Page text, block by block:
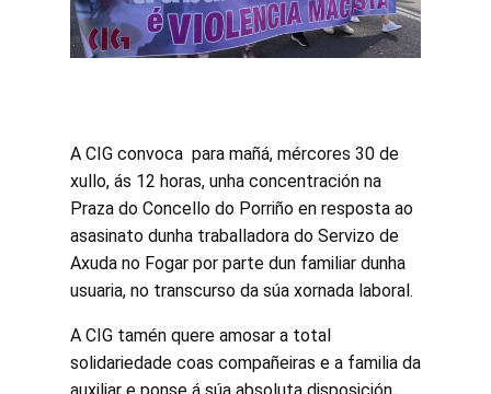
A CIG convoca para mañá, mércores 30 de
xullo, ás 12 horas, unha concentración na
Praza do Concello do Porriño en resposta ao
asasinato dunha traballadora do Servizo de
Axuda no Fogar por parte dun familiar dunha
usuaria, no transcurso da súa xornada laboral.
A CIG tamén quere amosar a total
solidariedade coas compañeiras e a familia da